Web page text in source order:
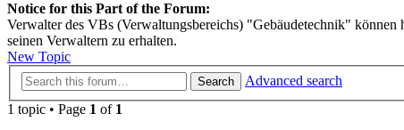
Notice for this Part of the Forum:
Verwalter des VBs (Verwaltungsbereichs) "Gebäudetechnik"
seinen Verwaltern zu erhalten.
New Topic
Search
Advanced search
1 topic • Page 1 of 1